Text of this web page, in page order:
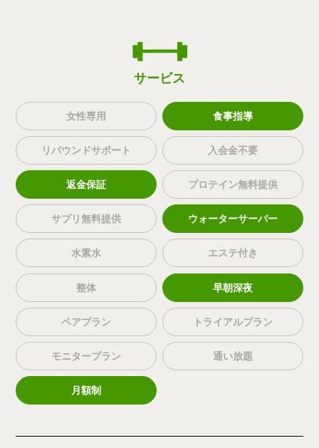
サービス
女性専用 食事指導
リバウンドサポート 入会金不要
返金保証 プロテイン無料提供
サプリ無料提供 ウォーターサーバー
水素水 エステ付き
整体 早朝深夜
ペアプラン トライアルプラン
モニタープラン 通い放題
月額制